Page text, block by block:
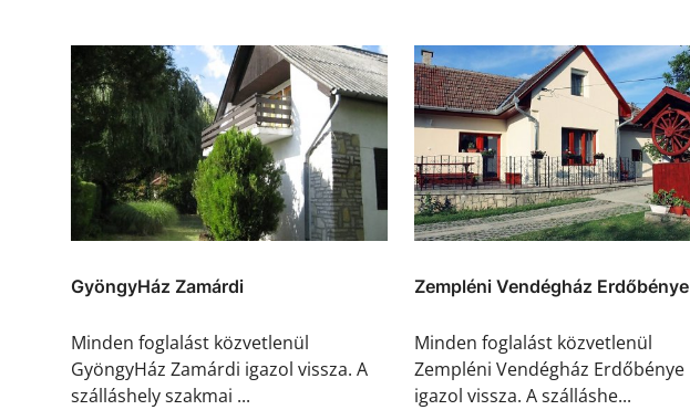
GyöngyHáz Zamárdi
Minden foglalást közvetlenül
GyöngyHáz Zamárdi igazol vissza. A
szálláshely szakmai ...
Zempléni Vendégház Erdőbénye
Minden foglalást közvetlenül
Zempléni Vendégház Erdőbénye
igazol vissza. A szálláshe...